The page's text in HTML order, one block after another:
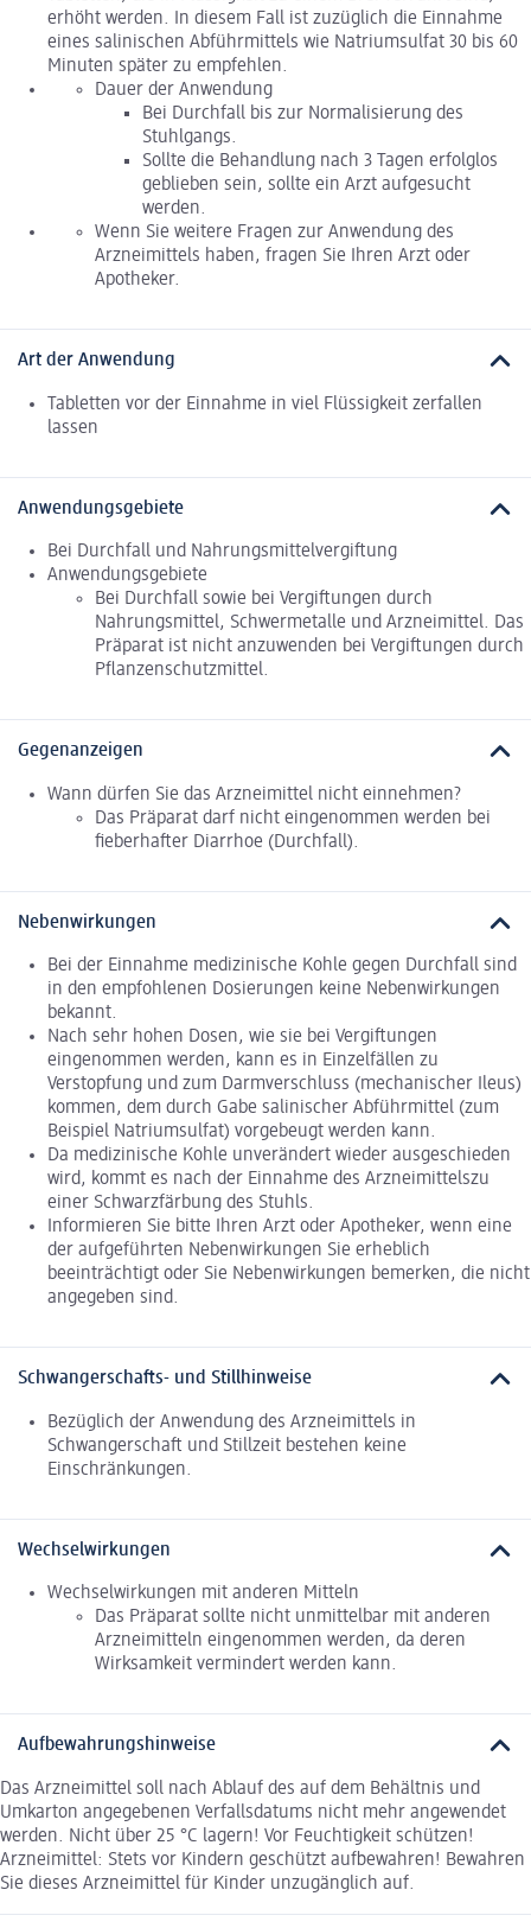
erhöht werden. In diesem Fall ist zuzüglich die Einnahme
eines salinischen Abführmittels wie Natriumsulfat 30 bis 60
Minuten später zu empfehlen.
Dauer der Anwendung
Bei Durchfall bis zur Normalisierung des
Stuhlgangs.
Sollte die Behandlung nach 3 Tagen erfolglos
geblieben sein, sollte ein Arzt aufgesucht
werden.
Wenn Sie weitere Fragen zur Anwendung des
Arzneimittels haben, fragen Sie Ihren Arzt oder
Apotheker.
Art der Anwendung
Tabletten vor der Einnahme in viel Flüssigkeit zerfallen
lassen
Anwendungsgebiete
Bei Durchfall und Nahrungsmittelvergiftung
Anwendungsgebiete
Bei Durchfall sowie bei Vergiftungen durch
Nahrungsmittel, Schwermetalle und Arzneimittel. Das
Präparat ist nicht anzuwenden bei Vergiftungen durch
Pflanzenschutzmittel.
Gegenanzeigen
Wann dürfen Sie das Arzneimittel nicht einnehmen?
Das Präparat darf nicht eingenommen werden bei
fieberhafter Diarrhoe (Durchfall).
Nebenwirkungen
Bei der Einnahme medizinische Kohle gegen Durchfall sind
in den empfohlenen Dosierungen keine Nebenwirkungen
bekannt.
Nach sehr hohen Dosen, wie sie bei Vergiftungen
eingenommen werden, kann es in Einzelfällen zu
Verstopfung und zum Darmverschluss (mechanischer Ileus)
kommen, dem durch Gabe salinischer Abführmittel (zum
Beispiel Natriumsulfat) vorgebeugt werden kann.
Da medizinische Kohle unverändert wieder ausgeschieden
wird, kommt es nach der Einnahme des Arzneimittelszu
einer Schwarzfärbung des Stuhls.
Informieren Sie bitte Ihren Arzt oder Apotheker, wenn eine
der aufgeführten Nebenwirkungen Sie erheblich
beeinträchtigt oder Sie Nebenwirkungen bemerken, die nicht
angegeben sind.
Schwangerschafts- und Stillhinweise
Bezüglich der Anwendung des Arzneimittels in
Schwangerschaft und Stillzeit bestehen keine
Einschränkungen.
Wechselwirkungen
Wechselwirkungen mit anderen Mitteln
Das Präparat sollte nicht unmittelbar mit anderen
Arzneimitteln eingenommen werden, da deren
Wirksamkeit vermindert werden kann.
Aufbewahrungshinweise
Das Arzneimittel soll nach Ablauf des auf dem Behältnis und
Umkarton angegebenen Verfallsdatums nicht mehr angewendet
werden. Nicht über 25 °C lagern! Vor Feuchtigkeit schützen!
Arzneimittel: Stets vor Kindern geschützt aufbewahren! Bewahren
Sie dieses Arzneimittel für Kinder unzugänglich auf.